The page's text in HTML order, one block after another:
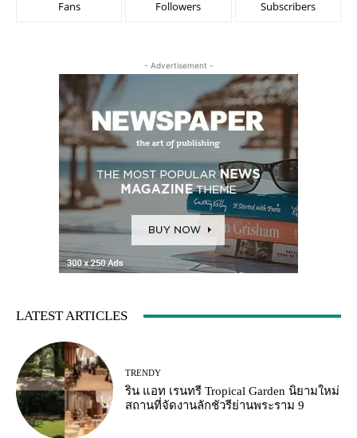
Fans Followers Subscribers
- Advertisement -
LATEST ARTICLES
TRENDY
ริน แอท เรนทรี Tropical Garden นิยามใหม่
สถานที่จัดงานลักชัวรีย่านพระราม 9